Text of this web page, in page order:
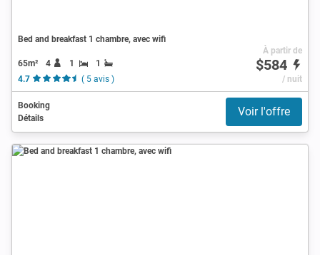
Bed and breakfast 1 chambre, avec wifi
65m² 4 1
1
4.7
( 5 avis )
À partir de
$584
/ nuit
Booking
Détails
Voir l'offre